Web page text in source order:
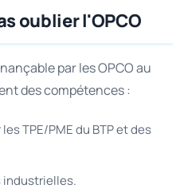
oublier l'OPCO
par les OPCO au
des compétences :
TPE/PME du BTP et des
industrielles.